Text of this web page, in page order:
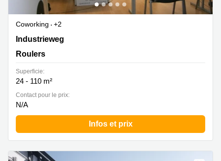
Coworking
+2
Industrieweg 45, Roeselare (Beveren-Noord), Roulers
Industrieweg
Roulers
Superficie:
24 - 110 m²
Contact pour le prix:
N/A
Infos et prix